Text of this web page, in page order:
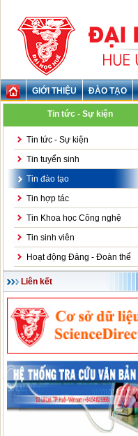
GIỚI THIỆU ĐÀO TẠO
Tin tức - Sự kiện
Tin tức - Sự kiện
Tin tuyển sinh
Tin đào tạo
Tin hợp tác
Tin Khoa học Công nghệ
Tin sinh viên
Hoạt động Đảng - Đoàn thể
Liên kết